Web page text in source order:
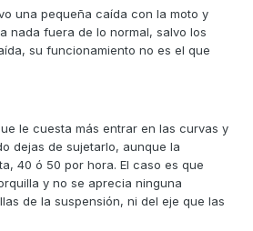
una pequeña caída con la moto y
nada fuera de lo normal, salvo los
su funcionamiento no es el que
le cuesta más entrar en las curvas y
dejas de sujetarlo, aunque la
40 ó 50 por hora. El caso es que
y no se aprecia ninguna
de la suspensión, ni del eje que las